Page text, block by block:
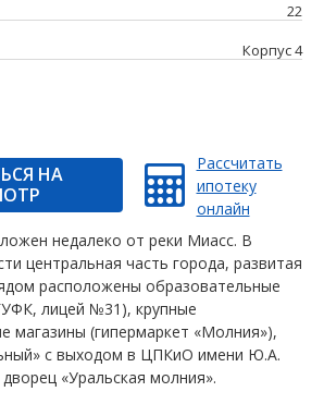
22
Корпус 4
НА
Рассчитать
ипотеку
онлайн
недалеко от реки Миасс. В
центральная часть города, развитая
расположены образовательные
лицей №31), крупные
магазины (гипермаркет «Молния»),
с выходом в ЦПКиО имени Ю.А.
«Уральская молния».